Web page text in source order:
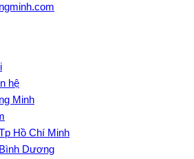
hệ
Minh
Hồ Chí Minh
Dương